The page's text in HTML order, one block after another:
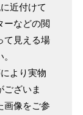
153cm
4尺5分
4尺1寸
159cm
4尺2寸
近付けて
ーなどの閲
て見える場
より実物
ございま
画像をご参